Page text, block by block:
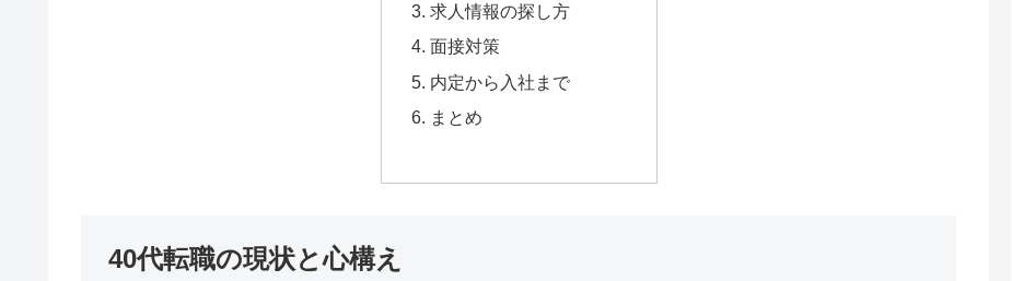
求人情報の探し方
面接対策
内定から入社まで
まとめ
40代転職の現状と心構え